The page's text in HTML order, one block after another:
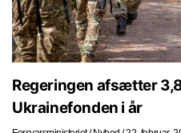
Regeringen afsætter
Ukrainefonden i år